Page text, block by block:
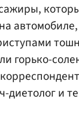
горько-
диетолог и